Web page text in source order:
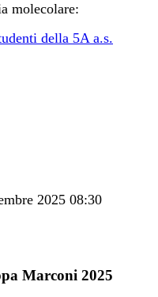
molecolare:
della 5A a.s.
2025 08:30
Marconi 2025